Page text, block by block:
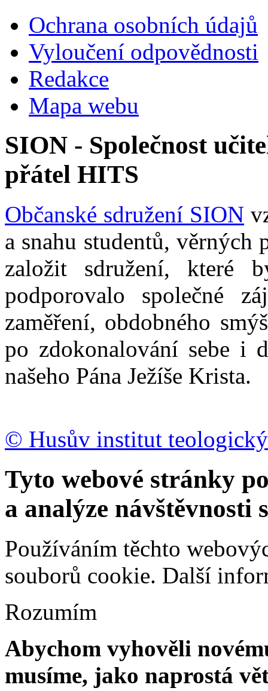
Ochrana osobních údajů
Vyloučení odpovědnosti
Redakce
Mapa webu
SION - Společnost
přátel HITS
Občanské sdružení SION
a snahu studentů, věrných
založit sdružení, které
podporovalo společné
zaměření, obdobného
po zdokonalování sebe i
našeho Pána Ježíše Krista.
© Husův institut
Tyto webové stránky
a analýze návštěvnosti
Používáním těchto
souborů cookie. Další
Rozumím
Abychom vyhověli
musíme, jako naprostá